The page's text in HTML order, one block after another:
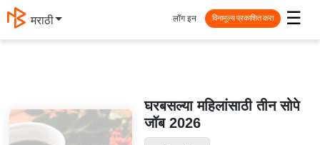
मराठी ☰
लॉग इन विनामूल्य प्रकाशित करा
घरबसल्या महिलांसाठी तीन सोपे
जॉब 2026